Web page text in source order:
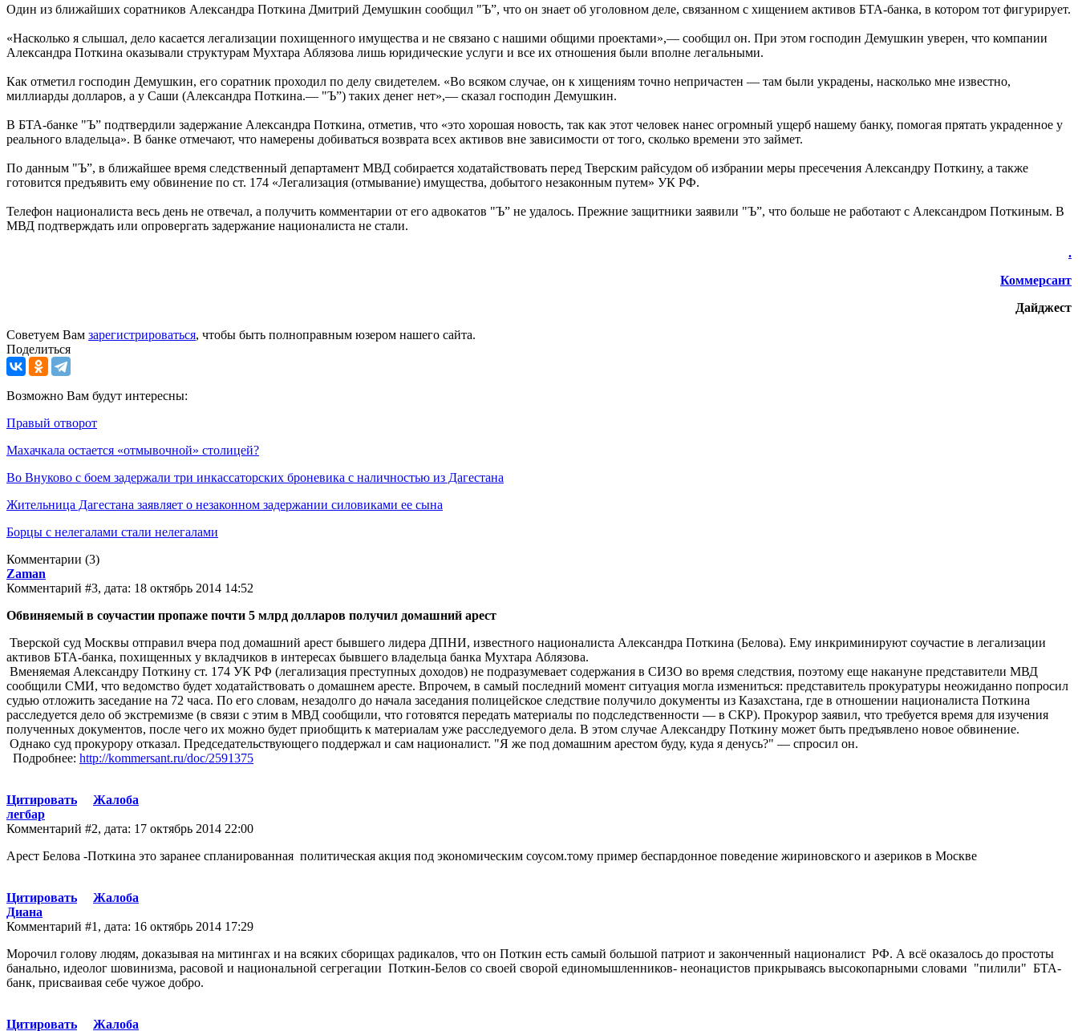
Один из ближайших соратников Александра Поткина Дмитрий Демушкин сообщил "Ъ”, что он знает об уголовном деле, связанном с хищением активов БТА-банка, в котором тот фигурирует.
«Насколько я слышал, дело касается легализации похищенного имущества и не связано с нашими общими проектами»,— сообщил он. При этом господин Демушкин уверен, что компании
Александра Поткина оказывали структурам Мухтара Аблязова лишь юридические услуги и все их отношения были вполне легальными.
Как отметил господин Демушкин, его соратник проходил по делу свидетелем. «Во всяком случае, он к хищениям точно непричастен — там были украдены, насколько мне известно,
миллиарды долларов, а у Саши (Александра Поткина.— "Ъ”) таких денег нет»,— сказал господин Демушкин.
В БТА-банке "Ъ” подтвердили задержание Александра Поткина, отметив, что «это хорошая новость, так как этот человек нанес огромный ущерб нашему банку, помогая прятать украденное у
реального владельца». В банке отмечают, что намерены добиваться возврата всех активов вне зависимости от того, сколько времени это займет.
По данным "Ъ”, в ближайшее время следственный департамент МВД собирается ходатайствовать перед Тверским райсудом об избрании меры пресечения Александру Поткину, а также
готовится предъявить ему обвинение по ст. 174 «Легализация (отмывание) имущества, добытого незаконным путем» УК РФ.
Телефон националиста весь день не отвечал, а получить комментарии от его адвокатов "Ъ” не удалось. Прежние защитники заявили "Ъ”, что больше не работают с Александром Поткиным. В
МВД подтверждать или опровергать задержание националиста не стали.
.
Коммерсант
Дайджест
Советуем Вам зарегистрироваться, чтобы быть полноправным юзером нашего сайта.
Поделиться
Возможно Вам будут интересны:
Правый отворот
Махачкала остается «отмывочной» столицей?
Во Внуково с боем задержали три инкассаторских броневика с наличностью из Дагестана
Жительница Дагестана заявляет о незаконном задержании силовиками ее сына
Борцы с нелегалами стали нелегалами
Комментарии (3)
Zaman
Комментарий #3, дата: 18 октябрь 2014 14:52
Обвиняемый в соучастии пропаже почти 5 млрд долларов получил домашний арест
Тверской суд Москвы отправил вчера под домашний арест бывшего лидера ДПНИ, известного националиста Александра Поткина (Белова). Ему инкриминируют соучастие в легализации
активов БТА-банка, похищенных у вкладчиков в интересах бывшего владельца банка Мухтара Аблязова.
Вменяемая Александру Поткину ст. 174 УК РФ (легализация преступных доходов) не подразумевает содержания в СИЗО во время следствия, поэтому еще накануне представители МВД
сообщили СМИ, что ведомство будет ходатайствовать о домашнем аресте. Впрочем, в самый последний момент ситуация могла измениться: представитель прокуратуры неожиданно попросил
судью отложить заседание на 72 часа. По его словам, незадолго до начала заседания полицейское следствие получило документы из Казахстана, где в отношении националиста Поткина
расследуется дело об экстремизме (в связи с этим в МВД сообщили, что готовятся передать материалы по подследственности — в СКР). Прокурор заявил, что требуется время для изучения
полученных документов, после чего их можно будет приобщить к материалам уже расследуемого дела. В этом случае Александру Поткину может быть предъявлено новое обвинение.
Однако суд прокурору отказал. Председательствующего поддержал и сам националист. "Я же под домашним арестом буду, куда я денусь?" — спросил он.
Подробнее: http://kommersant.ru/doc/2591375
Цитировать
Жалоба
легбар
Комментарий #2, дата: 17 октябрь 2014 22:00
Арест Белова -Поткина это заранее спланированная политическая акция под экономическим соусом.тому пример беспардонное поведение жириновского и азериков в Москве
Цитировать
Жалоба
Диана
Комментарий #1, дата: 16 октябрь 2014 17:29
Морочил голову людям, доказывая на митингах и на всяких сборищах радикалов, что он Поткин есть самый большой патриот и законченный националист РФ. А всё оказалось до простоты
банально, идеолог шовинизма, расовой и национальной сегрегации Поткин-Белов со своей сворой единомышленников- неонацистов прикрываясь высокопарными словами "пилили" БТА-
банк, присваивая себе чужое добро.
Цитировать Жалоба